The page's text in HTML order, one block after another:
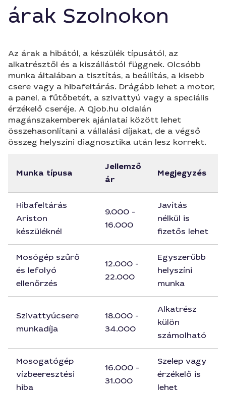
árak Szolnokon
Az árak a hibától, a készülék típusától, az
alkatrésztől és a kiszállástól függnek. Olcsóbb
munka általában a tisztítás, a beállítás, a kisebb
csere vagy a hibafeltárás. Drágább lehet a motor,
a panel, a fűtőbetét, a szivattyú vagy a speciális
érzékelő cseréje. A Qjob.hu oldalán
magánszakemberek ajánlatai között lehet
összehasonlítani a vállalási díjakat, de a végső
összeg helyszíni diagnosztika után lesz korrekt.
Munka típusa
Jellemző
ár
Megjegyzés
Hibafeltárás
Ariston
készüléknél
9.000 -
16.000
Javítás
nélkül is
fizetős lehet
Mosógép szűrő
és lefolyó
ellenőrzés
12.000 -
22.000
Egyszerűbb
helyszíni
munka
Szivattyúcsere
munkadíja
18.000 -
34.000
Alkatrész
külön
számolható
Mosogatógép
vízbeeresztési
hiba
16.000 -
31.000
Szelep vagy
érzékelő is
lehet